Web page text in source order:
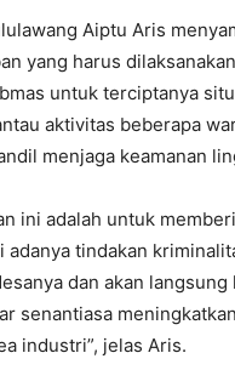
Aiptu Aris
yang harus
untuk terciptanya
aktivitas beberapa
menjaga keamanan
ini adalah untuk
adanya tindakan
dan akan
senantiasa
industri”, jelas Aris.